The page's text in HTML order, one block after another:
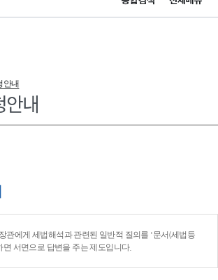
전자정부 누리집입니다.
안내
안내
관에게 세법해석과 관련된 일반적 질의를 '문서(세법등
서면으로 답변을 주는 제도입니다.